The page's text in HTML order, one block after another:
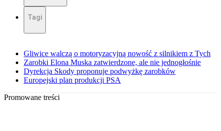
Tagi
Gliwice walczą o motoryzacyjną nowość z silnikiem z Tych
Zarobki Elona Muska zatwierdzone, ale nie jednogłośnie
Dyrekcja Skody proponuje podwyżkę zarobków
Europejski plan produkcji PSA
Promowane treści